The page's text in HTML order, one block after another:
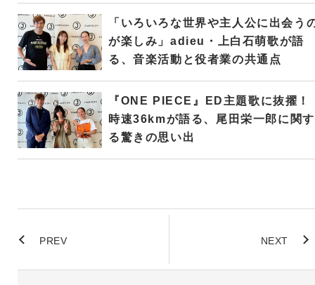
「いろいろな世界や主人公に出会う
が楽しみ」adieu・上白石萌歌が語
る、音楽活動と役者業の共通点
『ONE PIECE』ED主題歌に抜擢！
時速36kmが語る、尾田栄一郎に関す
る驚きの思い出
PREV NEXT